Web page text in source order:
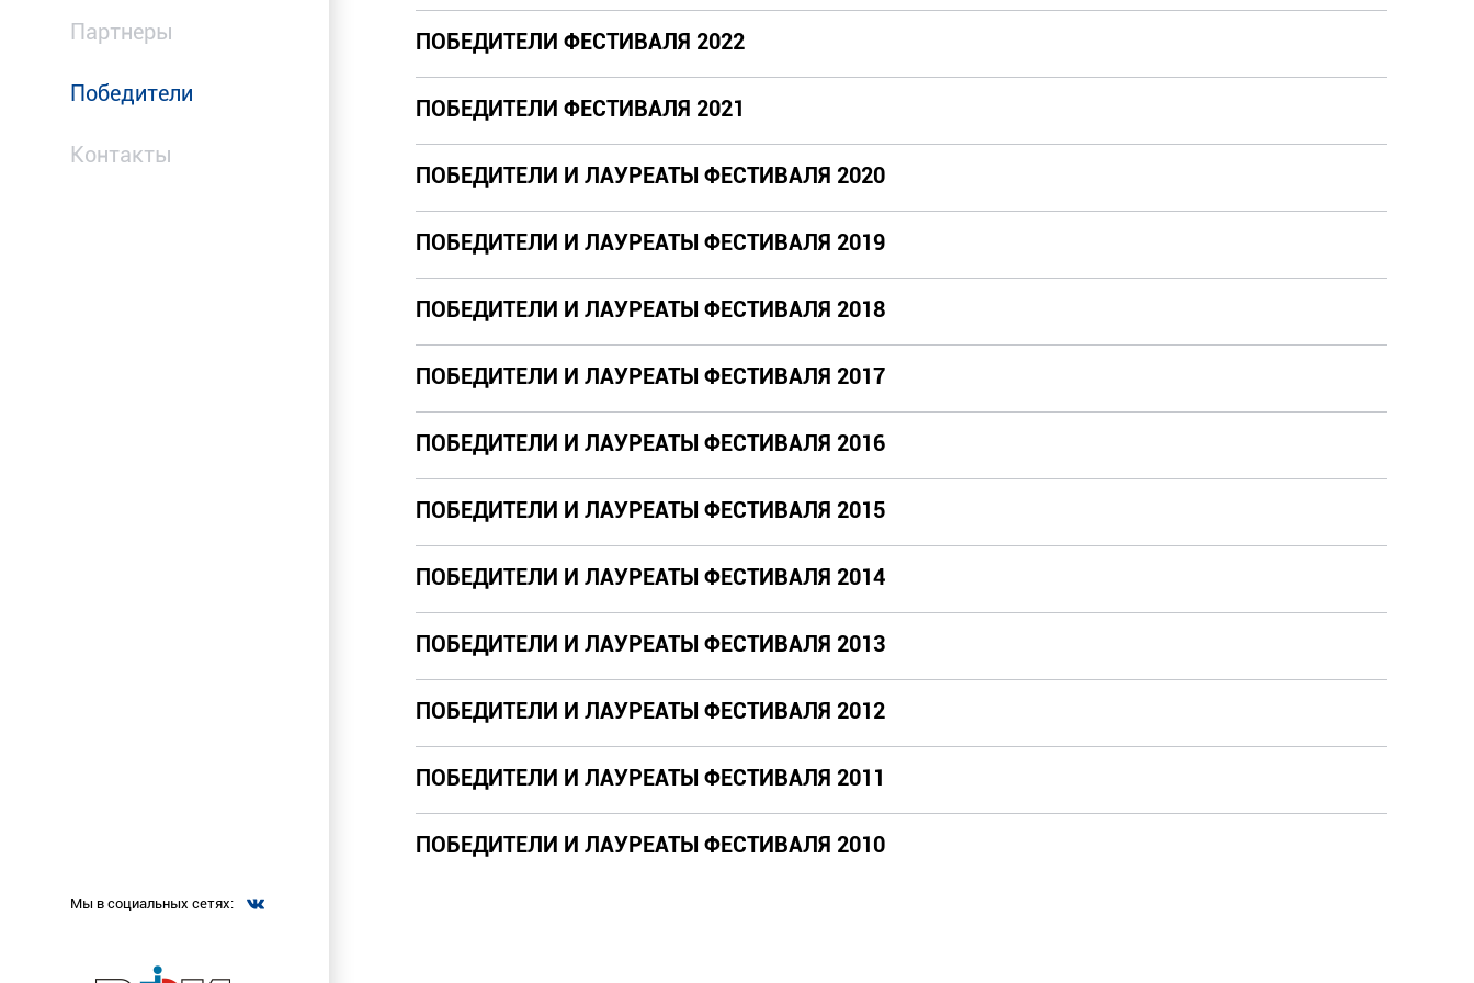
Партнеры
Победители
Контакты
Мы в социальных сетях:
ПОБЕДИТЕЛИ ФЕСТИВАЛЯ 2022
ПОБЕДИТЕЛИ ФЕСТИВАЛЯ 2021
ПОБЕДИТЕЛИ И ЛАУРЕАТЫ ФЕСТИВАЛЯ 2020
ПОБЕДИТЕЛИ И ЛАУРЕАТЫ ФЕСТИВАЛЯ 2019
ПОБЕДИТЕЛИ И ЛАУРЕАТЫ ФЕСТИВАЛЯ 2018
ПОБЕДИТЕЛИ И ЛАУРЕАТЫ ФЕСТИВАЛЯ 2017
ПОБЕДИТЕЛИ И ЛАУРЕАТЫ ФЕСТИВАЛЯ 2016
ПОБЕДИТЕЛИ И ЛАУРЕАТЫ ФЕСТИВАЛЯ 2015
ПОБЕДИТЕЛИ И ЛАУРЕАТЫ ФЕСТИВАЛЯ 2014
ПОБЕДИТЕЛИ И ЛАУРЕАТЫ ФЕСТИВАЛЯ 2013
ПОБЕДИТЕЛИ И ЛАУРЕАТЫ ФЕСТИВАЛЯ 2012
ПОБЕДИТЕЛИ И ЛАУРЕАТЫ ФЕСТИВАЛЯ 2011
ПОБЕДИТЕЛИ И ЛАУРЕАТЫ ФЕСТИВАЛЯ 2010